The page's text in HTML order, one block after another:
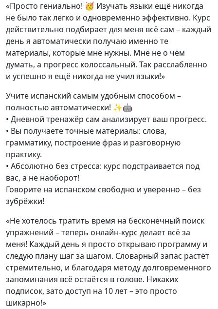
«Просто гениально! 🥳 Изучать языки ещё никогда
не было так легко и одновременно эффективно. Курс
действительно подбирает для меня всё сам – каждый
день я автоматически получаю именно те
материалы, которые мне нужны. Мне не о чём
думать, а прогресс колоссальный. Так расслабленно
и успешно я ещё никогда не учил языки!»
Учите испанский самым удобным способом –
полностью автоматически! ✨🤖
• Дневной тренажёр сам анализирует ваш прогресс.
• Вы получаете точные материалы: слова,
грамматику, построение фраз и разговорную
практику.
• Абсолютно без стресса: курс подстраивается под
вас, а не наоборот!
Говорите на испанском свободно и уверенно – без
зубрёжки!
«Не хотелось тратить время на бесконечный поиск
упражнений – теперь онлайн-курс делает всё за
меня! Каждый день я просто открываю программу и
следую плану шаг за шагом. Словарный запас растёт
стремительно, и благодаря методу долговременного
запоминания всё остаётся в голове. Никаких
подписок, зато доступ на 10 лет – это просто
шикарно!»